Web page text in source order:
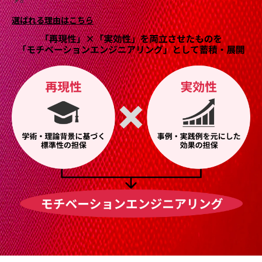
選ばれる理由はこちら